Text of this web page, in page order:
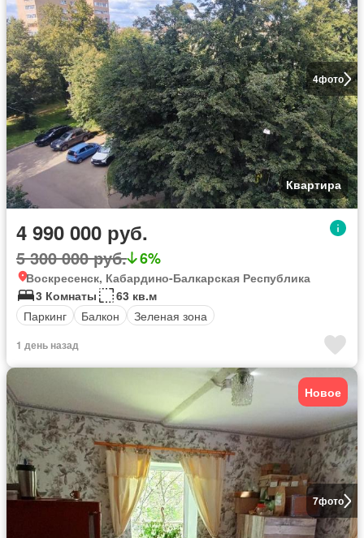
4фото
Квартира
4 990 000 руб.
5 300 000 руб. 6%
Воскресенск, Кабардино-Балкарская Республика
3 Комнаты
63 кв.м
Паркинг
Балкон Зеленая зона
1 день назад
7фото
Новое